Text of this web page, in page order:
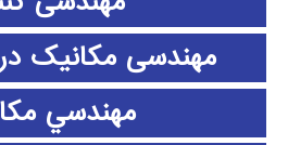
مهندسی مکانیک
مهندسي